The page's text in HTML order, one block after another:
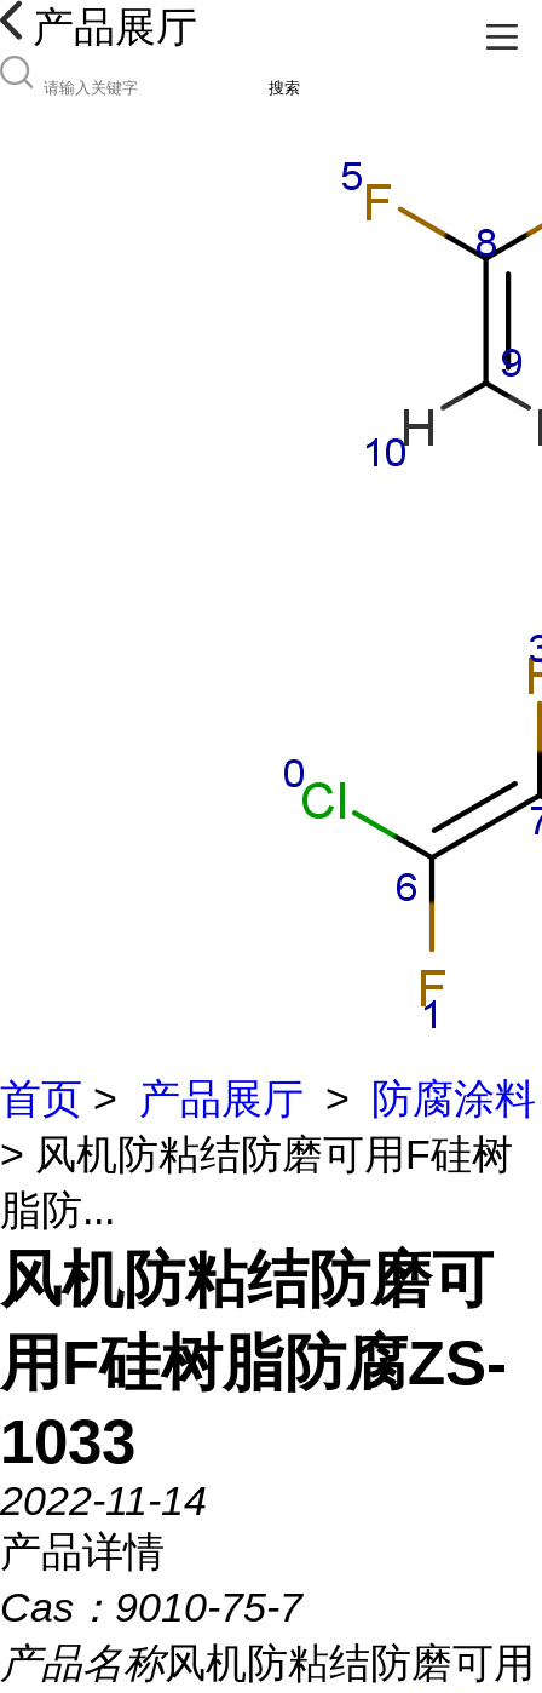
产品展厅
搜索
首页 > 产品展厅 >
防腐涂料
> 风机防粘结防磨可用F硅树
脂防...
风机防粘结防磨可
用F硅树脂防腐ZS-
1033
2022-11-14
产品详情
Cas： 9010-75-7
产品名称风机防粘结防磨可用